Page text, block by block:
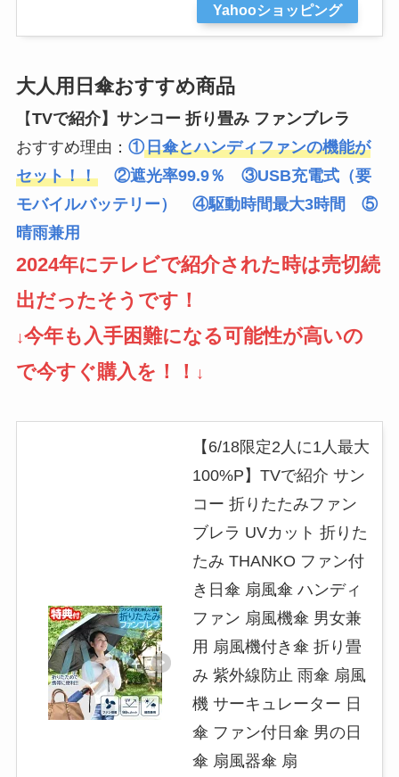
Yahooショッピング
大人用日傘おすすめ商品
【TVで紹介】サンコー 折り畳み ファンブレラ
おすすめ理由： ①日傘とハンディファンの機能が
セット！！②遮光率99.9％ ③USB充電式（要
モバイルバッテリー） ④駆動時間最大3時間 ⑤
晴雨兼用
2024年にテレビで紹介された時は売切続
出だったそうです！
↓今年も入手困難になる可能性が高いの
で今すぐ購入を！！ ↓
【6/18限定2人に1人最大
100%P】TVで紹介 サン
コー 折りたたみファン
ブレラ UVカット 折りた
たみ THANKO ファン付
き日傘 扇風傘 ハンディ
ファン 扇風機傘 男女兼
用 扇風機付き傘 折り畳
み 紫外線防止 雨傘 扇風
機 サーキュレーター 日
傘 ファン付日傘 男の日
傘 扇風器傘 扇